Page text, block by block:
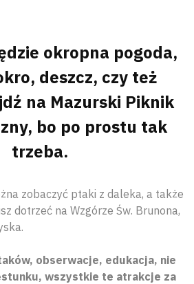
okropna pogoda,
deszcz, czy też
na Mazurski Piknik
bo po prostu tak
trzeba.
zobaczyć ptaki z daleka, a także
dotrzeć na Wzgórze Św. Brunona,
obserwacje, edukacja, nie
wszystkie te atrakcje za